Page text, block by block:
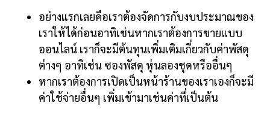
อย่างแรกเลยคือเราต้องจัดการกับงบประมาณของ
เราให้ได้ก่อนอาทิเช่นหากเราต้องการขายแบบ
ออนไลน์ เราก็จะมีต้นทุนเพิ่มเติมเกี่ยวกับค่าพัสดุ
ต่างๆ อาทิเช่น ซองพัสดุ หุ่นลองชุดหรืออื่นๆ
หากเราต้องการเปิดเป็นหน้าร้านของเราเองก็จะมี
ค่าใช้จ่ายอื่นๆ เพิ่มเข้ามาเช่นค่าที่เป็นต้น